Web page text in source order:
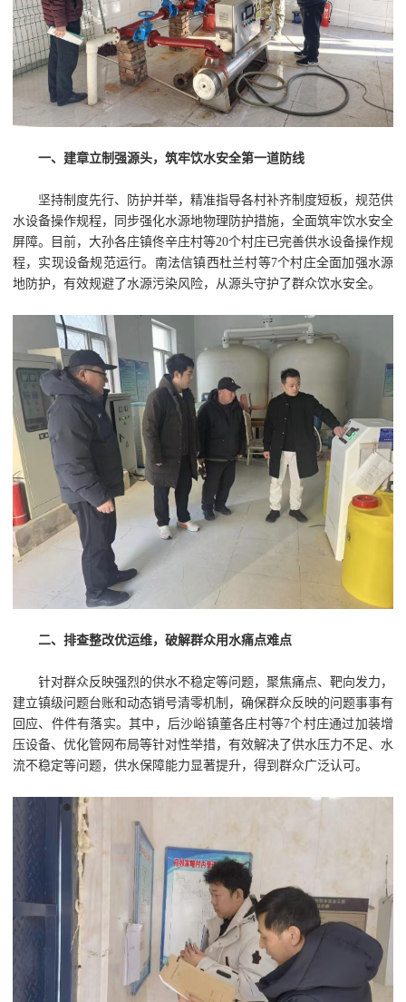
一、建章立制强源头，筑牢饮水安全第一道防线
坚持制度先行、防护并举，精准指导各村补齐制度短板，规范供
水设备操作规程，同步强化水源地物理防护措施，全面筑牢饮水安全
屏障。目前，大孙各庄镇佟辛庄村等20个村庄已完善供水设备操作规
程，实现设备规范运行。南法信镇西杜兰村等7个村庄全面加强水源
地防护，有效规避了水源污染风险，从源头守护了群众饮水安全。
二、排查整改优运维，破解群众用水痛点难点
针对群众反映强烈的供水不稳定等问题，聚焦痛点、靶向发力，
建立镇级问题台账和动态销号清零机制，确保群众反映的问题事事有
回应、件件有落实。其中，后沙峪镇董各庄村等7个村庄通过加装增
压设备、优化管网布局等针对性举措，有效解决了供水压力不足、水
流不稳定等问题，供水保障能力显著提升，得到群众广泛认可。